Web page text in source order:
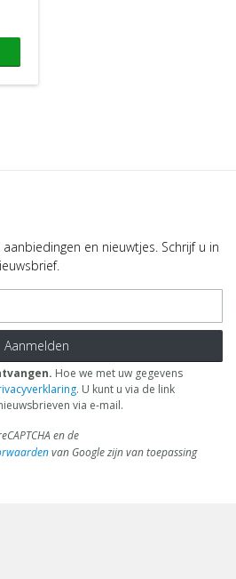
en nieuwtjes. Schrijf u in
Aanmelden
Hoe we met uw gegevens
. U kunt u via de link
via e-mail.
en de
van Google zijn van toepassing